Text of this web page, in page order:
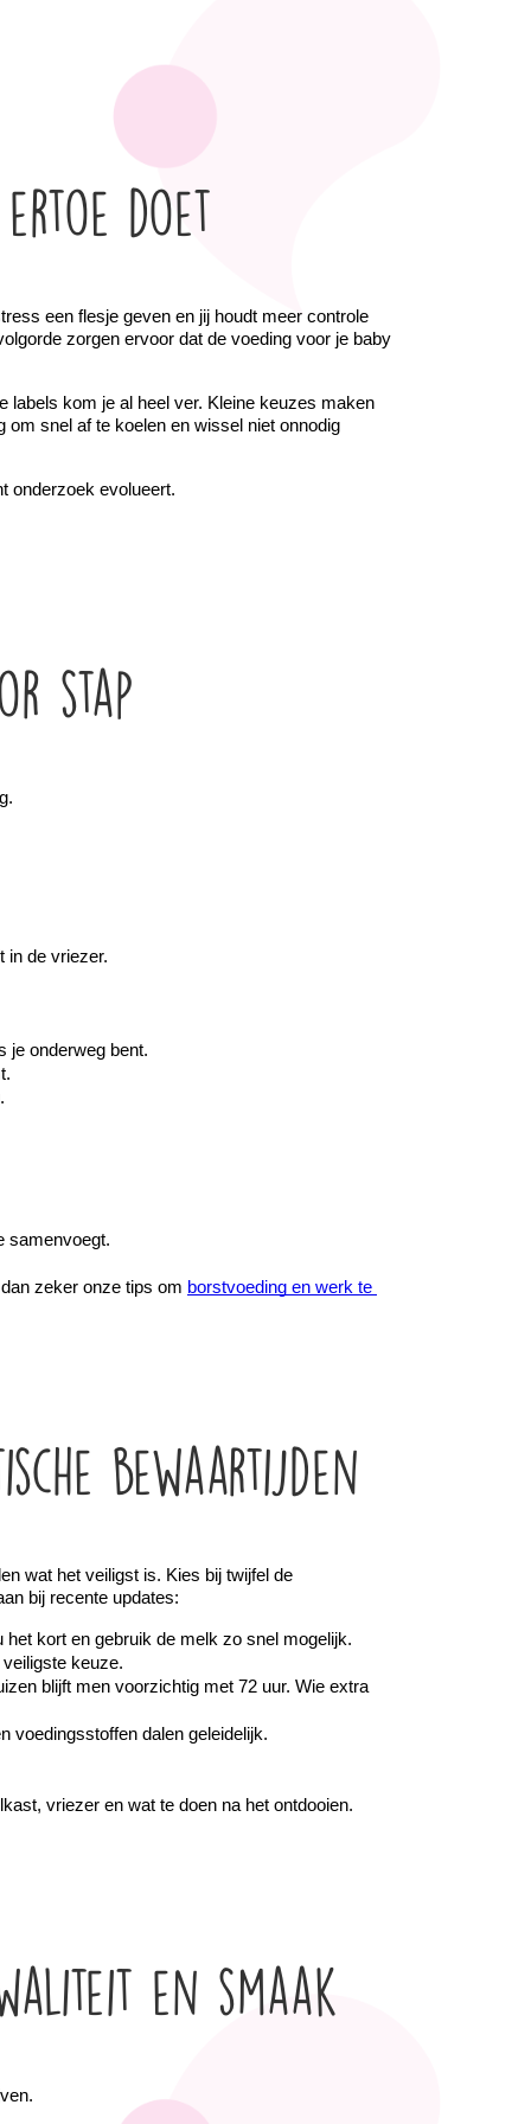
doet
een flesje geven en jij houdt meer controle
zorgen ervoor dat de voeding voor je baby
labels kom je al heel ver. Kleine keuzes maken
snel af te koelen en wissel niet onnodig
onderzoek evolueert.
stap
in de vriezer.
je onderweg bent.
samenvoegt.
zeker onze tips om borstvoeding en werk te
bewaartijden
wat het veiligst is. Kies bij twijfel de
bij recente updates:
kort en gebruik de melk zo snel mogelijk.
keuze.
blijft men voorzichtig met 72 uur. Wie extra
voedingsstoffen dalen geleidelijk.
vriezer en wat te doen na het ontdooien.
en smaak